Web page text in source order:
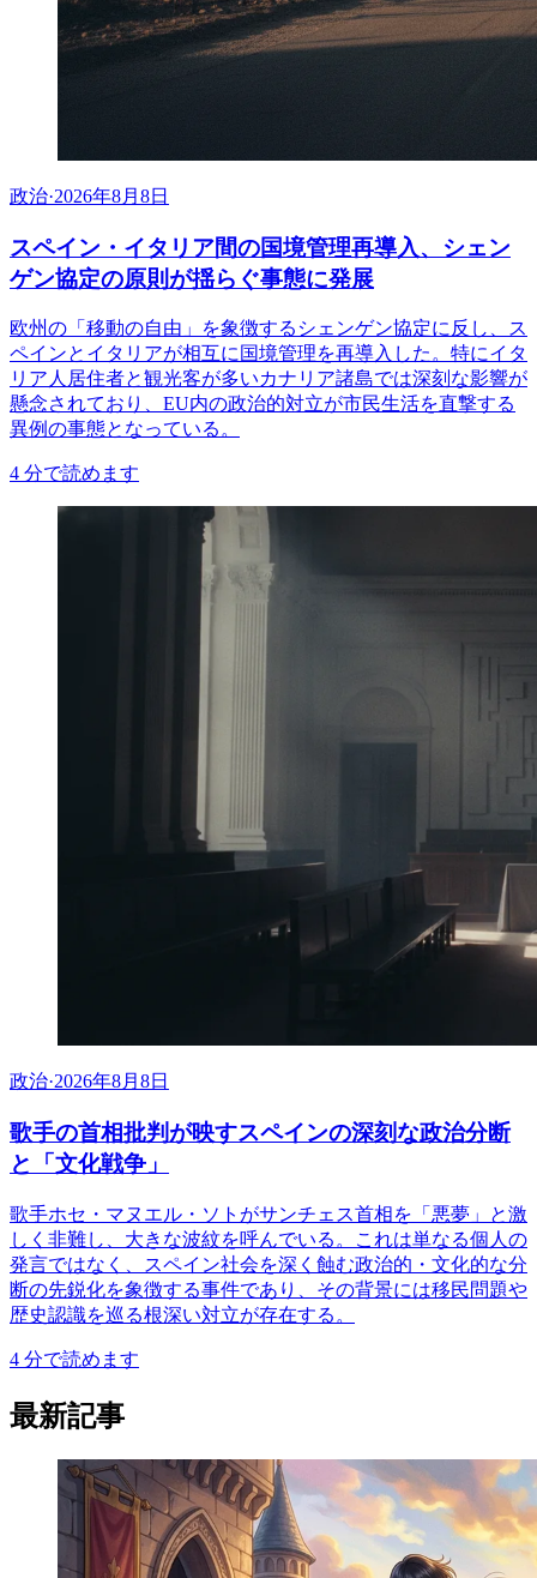
政治·2026年8月8日
スペイン・イタリア間の国境管理再導入、シェン
ゲン協定の原則が揺らぐ事態に発展
欧州の「移動の自由」を象徴するシェンゲン協定に反し、ス
ペインとイタリアが相互に国境管理を再導入した。特にイタ
リア人居住者と観光客が多いカナリア諸島では深刻な影響が
懸念されており、EU内の政治的対立が市民生活を直撃する
異例の事態となっている。
4 分で読めます
政治·2026年8月8日
歌手の首相批判が映すスペインの深刻な政治分断
と「文化戦争」
歌手ホセ・マヌエル・ソトがサンチェス首相を「悪夢」と激
しく非難し、大きな波紋を呼んでいる。これは単なる個人の
発言ではなく、スペイン社会を深く蝕む政治的・文化的な分
断の先鋭化を象徴する事件であり、その背景には移民問題や
歴史認識を巡る根深い対立が存在する。
4 分で読めます
最新記事